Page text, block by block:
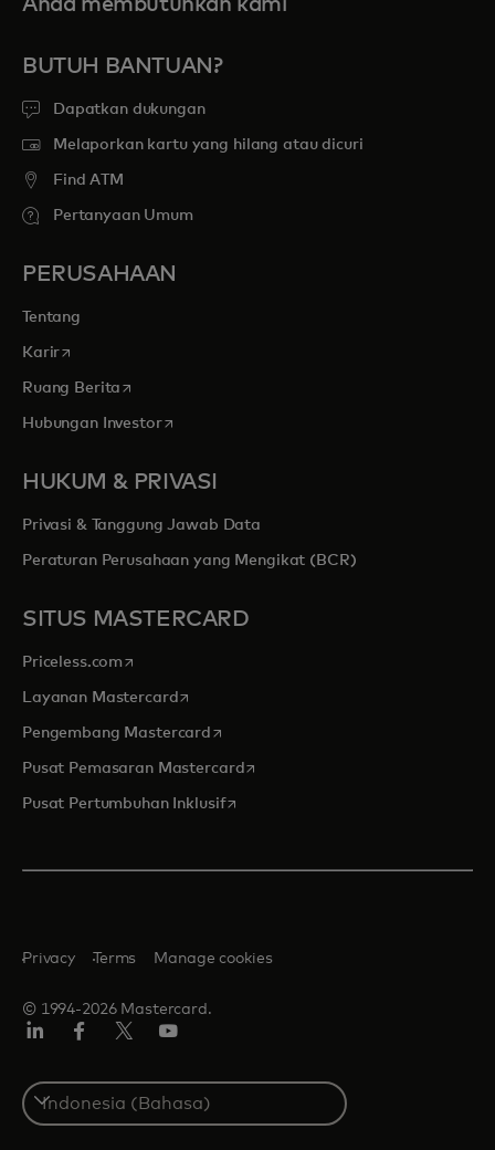
BUTUH BANTUAN?
Dapatkan dukungan
Melaporkan kartu yang hilang atau dicuri
Find ATM
Pertanyaan Umum
PERUSAHAAN
Tentang
Kariropens in a new tab
Ruang Berita opens in a new tab
Hubungan Investoropens in a new tab
HUKUM & PRIVASI
Privasi & Tanggung Jawab Data
Peraturan Perusahaan yang Mengikat (BCR)
SITUS MASTERCARD
Priceless.com opens in a new tab
Layanan Mastercardopens in a new tab
Pengembang Mastercard opens in a new tab
Pusat Pemasaran Mastercardopens in a new tab
Pusat Pertumbuhan Inklusifopens in a new tab
© 1994-2026 Mastercard.
Privacy Terms Manage cookies
Select
a
country